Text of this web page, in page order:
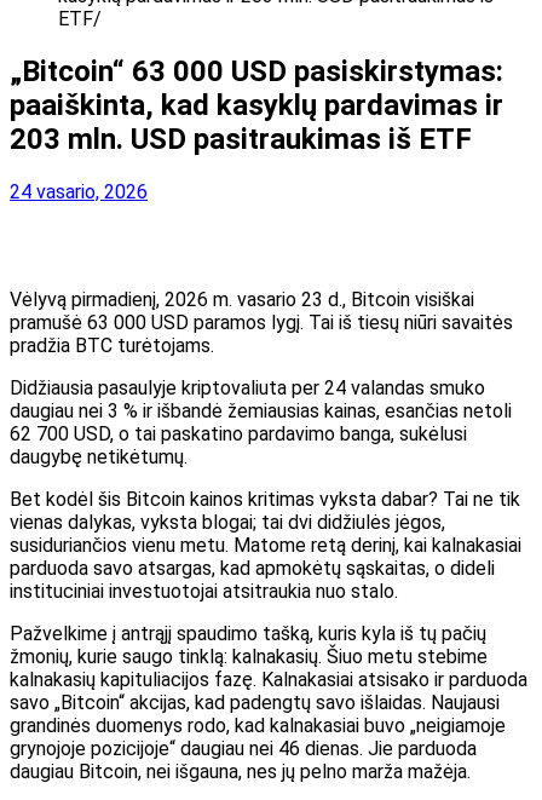
ETF
„Bitcoin“ 63 000 USD pasiskirstymas:
paaiškinta, kad kasyklų pardavimas ir
203 mln. USD pasitraukimas iš ETF
24 vasario, 2026
Vėlyvą pirmadienį, 2026 m. vasario 23 d., Bitcoin visiškai
pramušė 63 000 USD paramos lygį. Tai iš tiesų niūri savaitės
pradžia BTC turėtojams.
Didžiausia pasaulyje kriptovaliuta per 24 valandas smuko
daugiau nei 3 % ir išbandė žemiausias kainas, esančias netoli
62 700 USD, o tai paskatino pardavimo banga, sukėlusi
daugybę netikėtumų.
Bet kodėl šis Bitcoin kainos kritimas vyksta dabar? Tai ne tik
vienas dalykas, vyksta blogai; tai dvi didžiulės jėgos,
susiduriančios vienu metu. Matome retą derinį, kai kalnakasiai
parduoda savo atsargas, kad apmokėtų sąskaitas, o dideli
instituciniai investuotojai atsitraukia nuo stalo.
Pažvelkime į antrąjį spaudimo tašką, kuris kyla iš tų pačių
žmonių, kurie saugo tinklą: kalnakasių. Šiuo metu stebime
kalnakasių kapituliacijos fazę. Kalnakasiai atsisako ir parduoda
savo „Bitcoin“ akcijas, kad padengtų savo išlaidas. Naujausi
grandinės duomenys rodo, kad kalnakasiai buvo „neigiamoje
grynojoje pozicijoje“ daugiau nei 46 dienas. Jie parduoda
daugiau Bitcoin, nei išgauna, nes jų pelno marža mažėja.